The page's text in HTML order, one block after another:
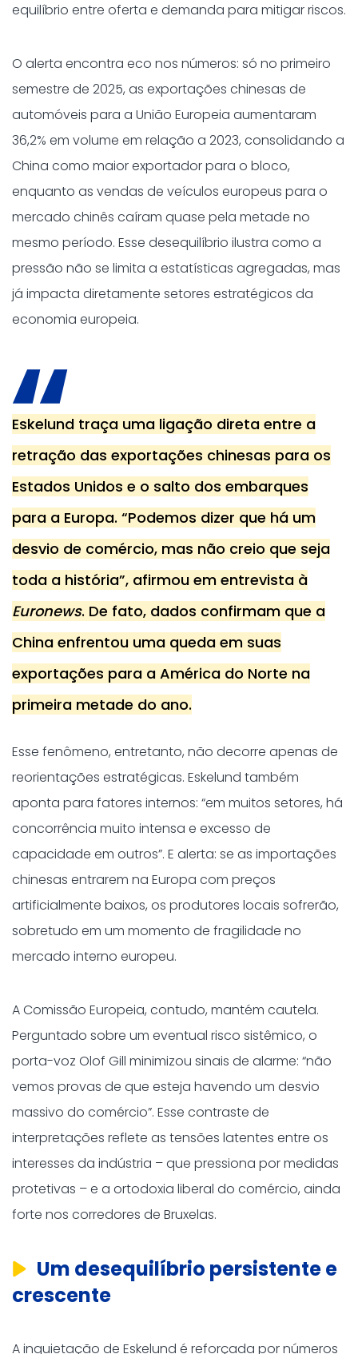
equilíbrio entre oferta e demanda para mitigar riscos.
O alerta encontra eco nos números: só no primeiro
semestre de 2025, as exportações chinesas de
automóveis para a União Europeia aumentaram
36,2% em volume em relação a 2023, consolidando a
China como maior exportador para o bloco,
enquanto as vendas de veículos europeus para o
mercado chinês caíram quase pela metade no
mesmo período. Esse desequilíbrio ilustra como a
pressão não se limita a estatísticas agregadas, mas
já impacta diretamente setores estratégicos da
economia europeia.
Eskelund traça uma ligação direta entre a
retração das exportações chinesas para os
Estados Unidos e o salto dos embarques
para a Europa. “Podemos dizer que há um
desvio de comércio, mas não creio que seja
toda a história”, afirmou em entrevista à
Euronews. De fato, dados confirmam que a
China enfrentou uma queda em suas
exportações para a América do Norte na
primeira metade do ano.
Esse fenômeno, entretanto, não decorre apenas de
reorientações estratégicas. Eskelund também
aponta para fatores internos: “em muitos setores, há
concorrência muito intensa e excesso de
capacidade em outros”. E alerta: se as importações
chinesas entrarem na Europa com preços
artificialmente baixos, os produtores locais sofrerão,
sobretudo em um momento de fragilidade no
mercado interno europeu.
A Comissão Europeia, contudo, mantém cautela.
Perguntado sobre um eventual risco sistêmico, o
porta-voz Olof Gill minimizou sinais de alarme: “não
vemos provas de que esteja havendo um desvio
massivo do comércio”. Esse contraste de
interpretações reflete as tensões latentes entre os
interesses da indústria – que pressiona por medidas
protetivas – e a ortodoxia liberal do comércio, ainda
forte nos corredores de Bruxelas.
Um desequilíbrio persistente e
crescente
A inquietação de Eskelund é reforçada por números